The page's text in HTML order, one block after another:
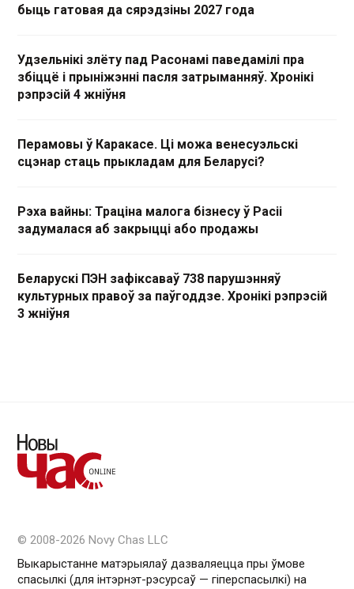
быць гатовая да сярэдзіны 2027 года
Удзельнікі злёту пад Расонамі паведамілі пра
збіццё і прыніжэнні пасля затрыманняў. Хронікі
рэпрэсій 4 жніўня
Перамовы ў Каракасе. Ці можа венесуэльскі
сцэнар стаць прыкладам для Беларусі?
Рэха вайны: Траціна малога бізнесу ў Расіі
задумалася аб закрыцці або продажы
Беларускі ПЭН зафіксаваў 738 парушэнняў
культурных правоў за паўгоддзе. Хронікі рэпрэсій
3 жніўня
© 2008-2026 Novy Chas LLC
Выкарыстанне матэрыялаў дазваляецца пры ўмове
спасылкі (для інтэрнэт-рэсурсаў — гiперспасылкi) на